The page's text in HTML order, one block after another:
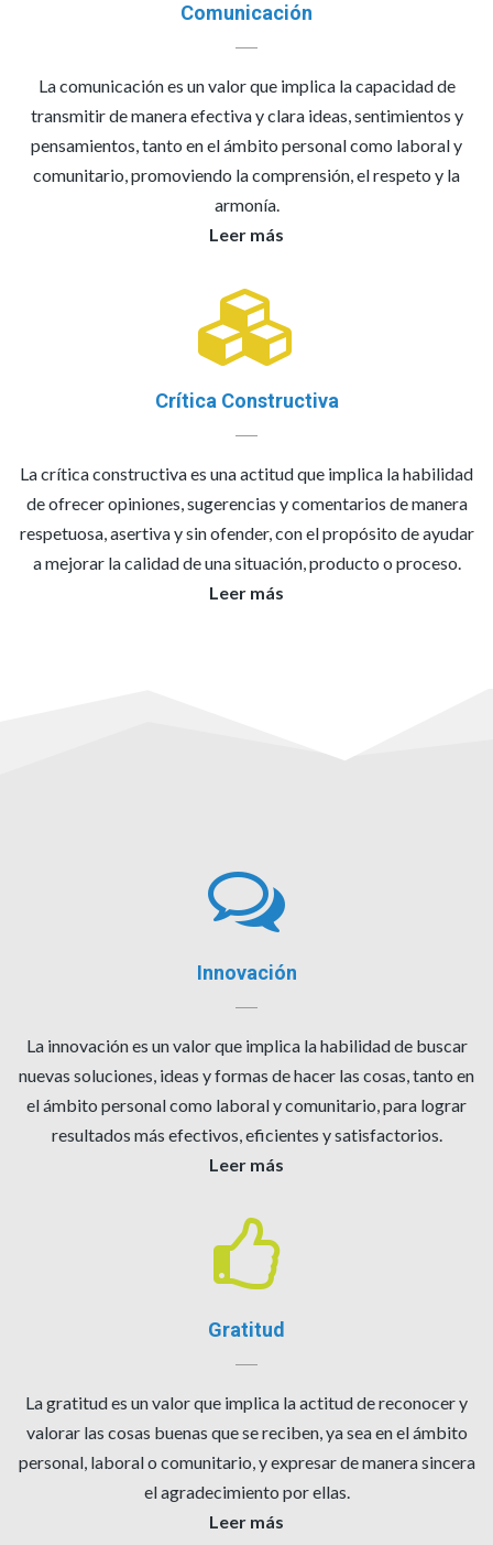
Comunicación
La comunicación es un valor que implica la capacidad de
transmitir de manera efectiva y clara ideas, sentimientos y
pensamientos, tanto en el ámbito personal como laboral y
comunitario, promoviendo la comprensión, el respeto y la
armonía.
Leer más
Crítica Constructiva
La crítica constructiva es una actitud que implica la habilidad
de ofrecer opiniones, sugerencias y comentarios de manera
respetuosa, asertiva y sin ofender, con el propósito de ayudar
a mejorar la calidad de una situación, producto o proceso.
Leer más
Innovación
La innovación es un valor que implica la habilidad de buscar
nuevas soluciones, ideas y formas de hacer las cosas, tanto en
el ámbito personal como laboral y comunitario, para lograr
resultados más efectivos, eficientes y satisfactorios.
Leer más
Gratitud
La gratitud es un valor que implica la actitud de reconocer y
valorar las cosas buenas que se reciben, ya sea en el ámbito
personal, laboral o comunitario, y expresar de manera sincera
el agradecimiento por ellas.
Leer más